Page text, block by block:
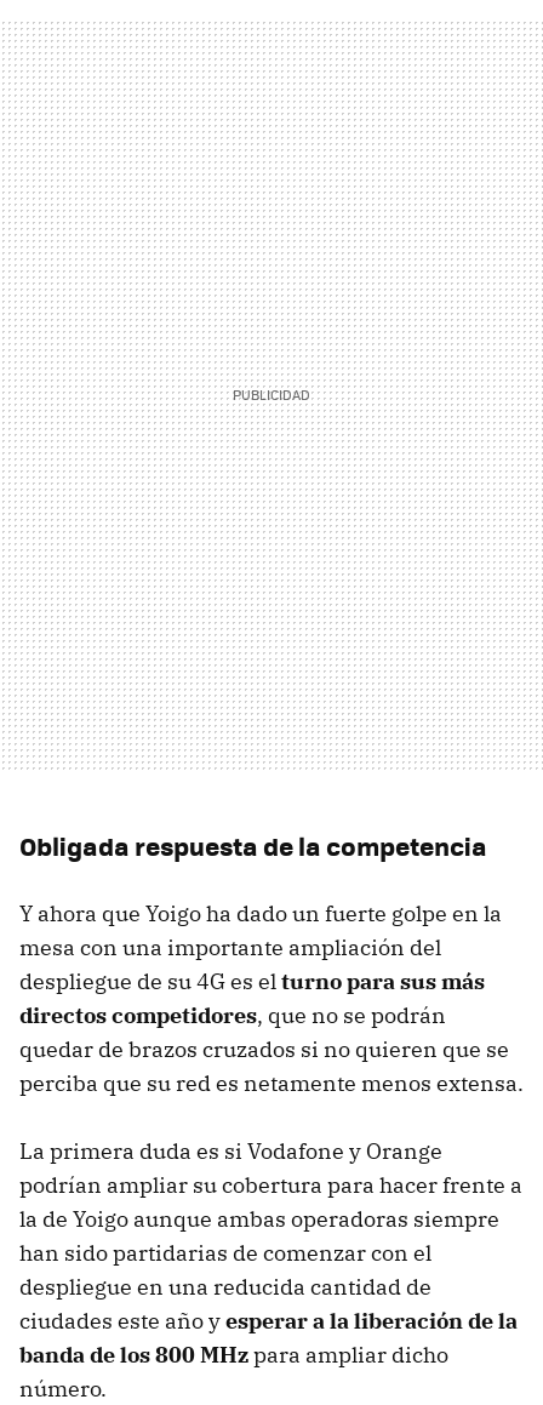
Obligada respuesta de la competencia
Y ahora que Yoigo ha dado un fuerte golpe en la
mesa con una importante ampliación del
despliegue de su 4G es elturno para sus más
directos competidores, que no se podrán
quedar de brazos cruzados si no quieren que se
perciba que su red es netamente menos extensa.
La primera duda es si Vodafone y Orange
podrían ampliar su cobertura para hacer frente a
la de Yoigo aunque ambas operadoras siempre
han sido partidarias de comenzar con el
despliegue en una reducida cantidad de
ciudades este año yesperar a la liberación de la
banda de los 800 MHzpara ampliar dicho
número.